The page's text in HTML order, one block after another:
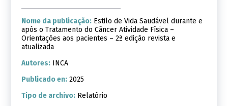
Nome da publicação: Estilo de Vida Saudável durante e
após o Tratamento do Câncer Atividade Física –
Orientações aos pacientes – 2ª edição revista e
atualizada
Autores: INCA
Publicado en: 2025
Tipo de archivo: Relatório